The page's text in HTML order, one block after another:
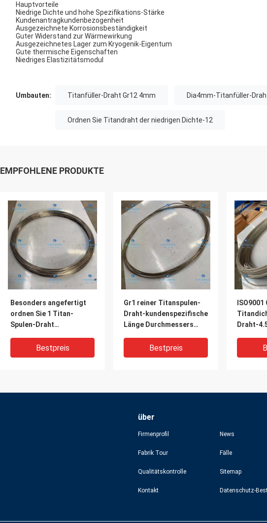
Hauptvorteile
Niedrige Dichte und hohe Spezifikations-Stärke
Kundenantragkundenbezogenheit
Ausgezeichnete Korrosionsbeständigkeit
Guter Widerstand zur Wärmewirkung
Ausgezeichnetes Lager zum Kryogenik-Eigentum
Gute thermische Eigenschaften
Niedriges Elastizitätsmodul
Umbauten: Titanfüller-Draht Gr12 4mm Dia4mm-Titanfüller-
Ordnen Sie Titandraht der niedrigen Dichte-12
EMPFOHLENE PRODUKTE
Besonders angefertigt
ordnen Sie 1 Titan-
Spulen-Draht
Bestpreis
Gr1 reiner Titanspulen-
Draht-kundenspezifische
Länge Durchmessers
Bestpreis
Draht-
Titan-gerader Draht
über
Firmenprofil
Fabrik Tour
Qualitätskontrolle
Kontakt
News
Fälle
Sitemap